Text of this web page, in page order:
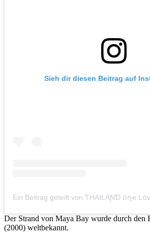
Sieh dir diesen Beitrag auf
Der Strand von Maya Bay wurde durch den
(2000) weltbekannt.